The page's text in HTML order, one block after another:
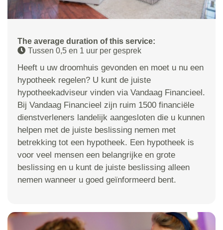
The average duration of this service:
Tussen 0,5 en 1 uur per gesprek
Heeft u uw droomhuis gevonden en moet u nu een
hypotheek regelen? U kunt de juiste
hypotheekadviseur vinden via Vandaag Financieel.
Bij Vandaag Financieel zijn ruim 1500 financiële
dienstverleners landelijk aangesloten die u kunnen
helpen met de juiste beslissing nemen met
betrekking tot een hypotheek. Een hypotheek is
voor veel mensen een belangrijke en grote
beslissing en u kunt de juiste beslissing alleen
nemen wanneer u goed geïnformeerd bent.